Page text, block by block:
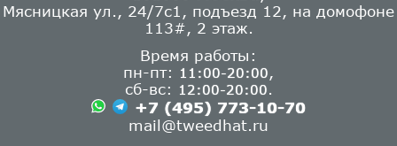
Мясницкая ул., 24/7с1, подъезд 12, на домофоне
113#, 2 этаж.
Время работы:
пн-пт:
11:00-20:00
сб-вс:
12:00-20:00
+7 (495) 773-10-70
mail@tweedhat.ru